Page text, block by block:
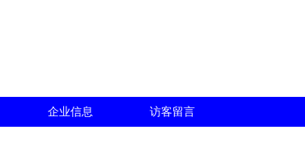
企业信息 访客留言